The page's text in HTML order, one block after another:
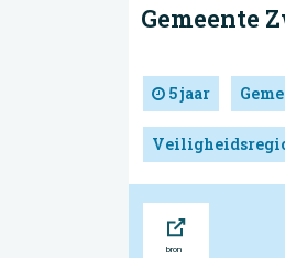
Gemeente
5 jaar